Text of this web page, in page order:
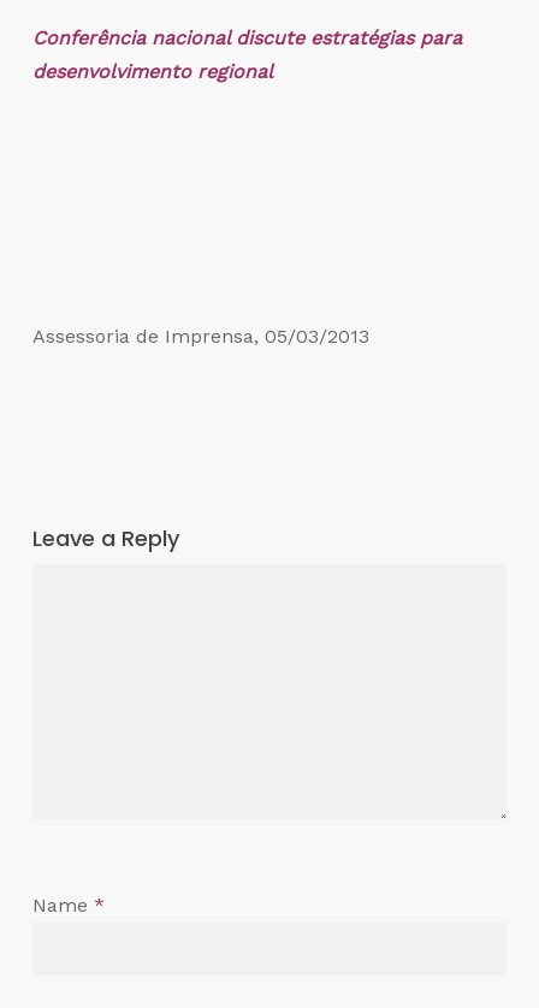
Conferência nacional discute estratégias para
desenvolvimento regional
Assessoria de Imprensa, 05/03/2013
Leave a Reply
Name *